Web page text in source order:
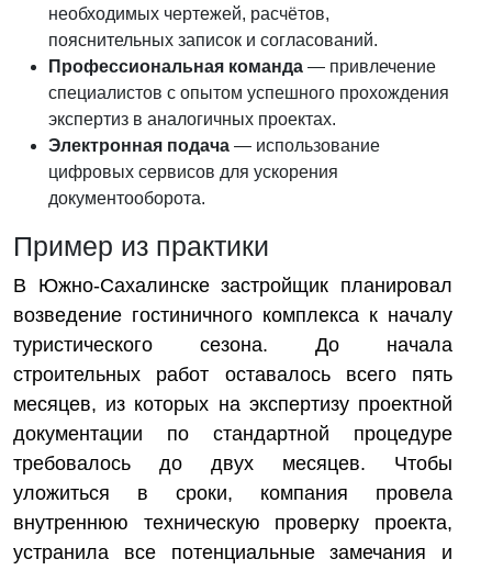
необходимых чертежей, расчётов,
пояснительных записок и согласований.
Профессиональная команда — привлечение
специалистов с опытом успешного прохождения
экспертиз в аналогичных проектах.
Электронная подача — использование
цифровых сервисов для ускорения
документооборота.
Пример из практики
В Южно-Сахалинске застройщик планировал
возведение гостиничного комплекса к началу
туристического сезона. До начала
строительных работ оставалось всего пять
месяцев, из которых на экспертизу проектной
документации по стандартной процедуре
требовалось до двух месяцев. Чтобы
уложиться в сроки, компания провела
внутреннюю техническую проверку проекта,
устранила все потенциальные замечания и